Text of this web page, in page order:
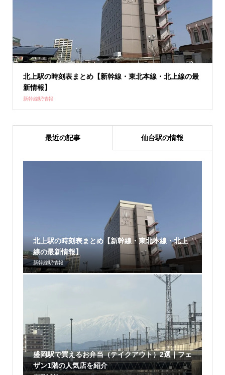
北上駅の時刻表まとめ【新幹線・東北本線・北上線の最
新情報】
新幹線駅情報
最近の記事 仙台駅の情報
北上駅の時刻表まとめ【新幹線・東北本線・北上
線の最新情報】
新幹線駅情報
盛岡駅で買えるお弁当（テイクアウト）2選｜フェ
ザン1階の人気店を紹介